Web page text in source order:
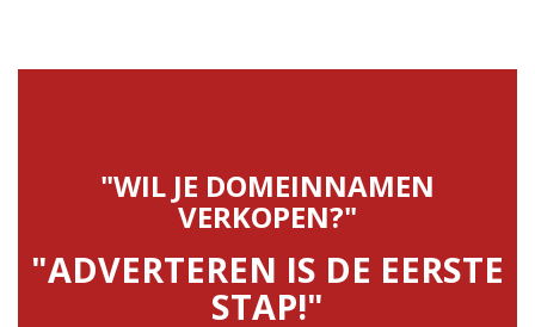
"WIL JE DOMEINNAMEN
VERKOPEN?"
"ADVERTEREN IS DE EERSTE
STAP!"